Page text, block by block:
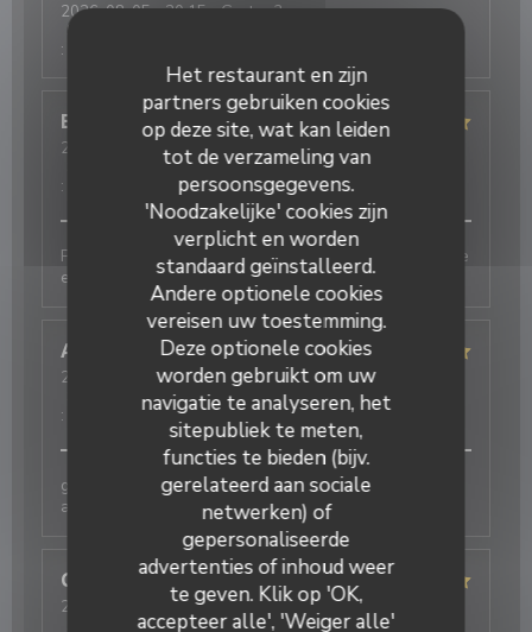
Het restaurant en zijn
partners gebruiken cookies
op deze site, wat kan leiden
tot de verzameling van
persoonsgegevens.
'Noodzakelijke' cookies zijn
verplicht en worden
standaard geïnstalleerd.
Andere optionele cookies
vereisen uw toestemming.
Deze optionele cookies
worden gebruikt om uw
navigatie te analyseren, het
sitepubliek te meten,
functies te bieden (bijv.
gerelateerd aan sociale
netwerken) of
gepersonaliseerde
advertenties of inhoud weer
te geven. Klik op 'OK,
accepteer alle', 'Weiger alle'
2026-08-05- 20:15 - Gasten 3
Service
Kwaliteit / Prijs
:
Eric
2026-08-06
- 20:00 - Gasten 1
Atmosfeer:5 /5 Keuken:5/5 Kwaliteit / Prijs
:
Produits de qualité, cuisine fine et originale. Une belle
expérience
Annie
2026-08-05
- 12:30 - Gasten 2
/5 Atmosfeer:5 /5 Keuken:5/5 Kwaliteit / Prijs
:
galettes originales et délicieuses , bien
accompagnées par le cidre
Christelle B
2026-07-25
- 20:15 - Gasten 4
5/5 Atmosfeer:5/5 Keuken:5/5 Kwaliteit / Prijs